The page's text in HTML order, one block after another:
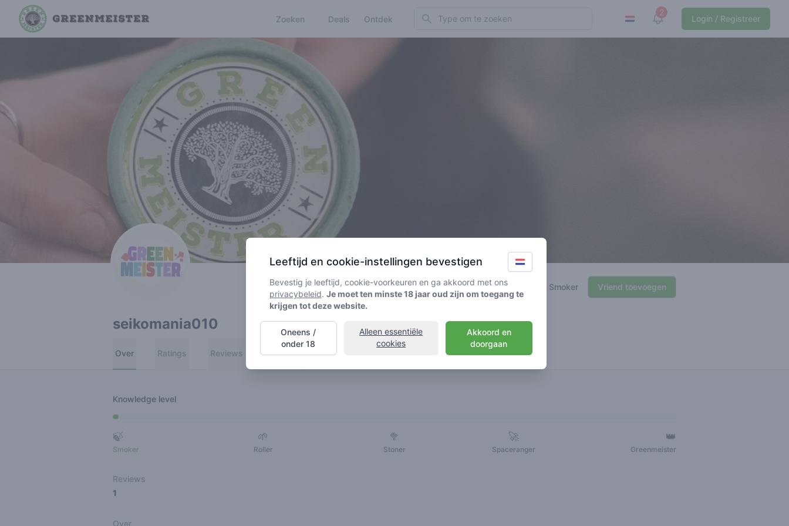
Zoeken Deals Ontdek Search 2
View notifications
Login / Registreer
🍃 Smoker Vriend toevoegen
seikomania010
Over Ratings Reviews Vrienden
Knowledge level
🍃
Smoker
🌱
Roller
🥦
Stoner
🚀
Spaceranger
👑
Greenmeister
Reviews
1
Over
Leeftijd en cookie-instellingen bevestigen
Bevestig je leeftijd, cookie-voorkeuren en ga akkoord met ons
privacybeleid. Je moet ten minste 18 jaar oud zijn om toegang te
krijgen tot deze website.
Akkoord en
doorgaan
Alleen essentiële
cookies
Oneens /
onder 18